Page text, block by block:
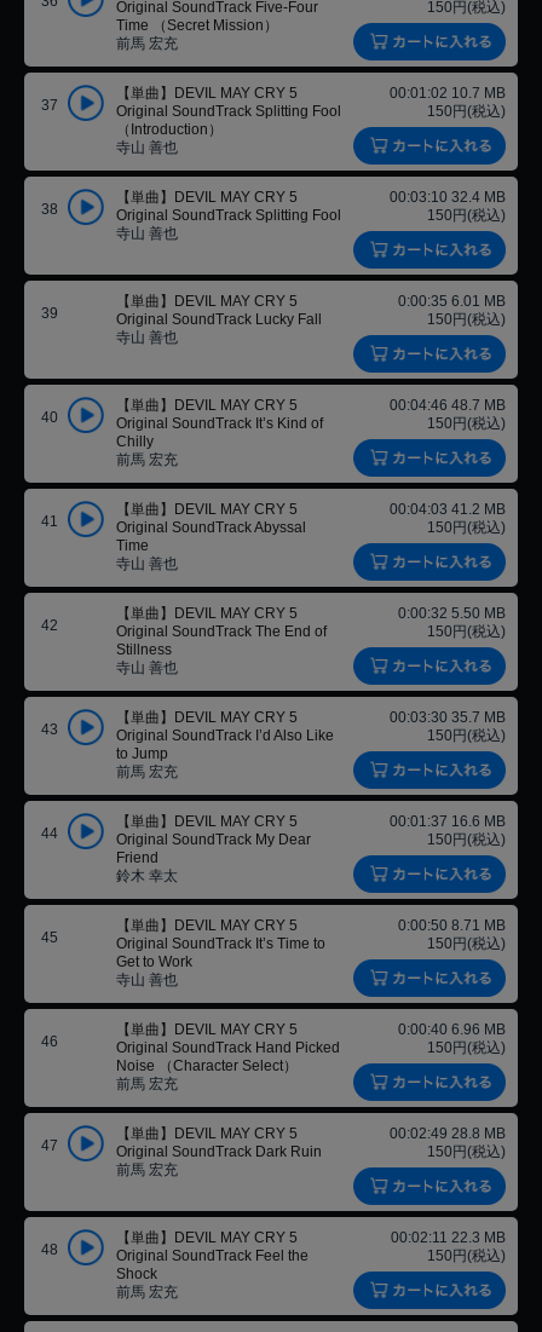
Original SoundTrack Five-Four
Time （Secret Mission）
前馬 宏充
150円(税込)
37
【単曲】DEVIL MAY CRY 5
Original SoundTrack Splitting Fool
（Introduction）
寺山 善也
00:01:02 10.7 MB
150円(税込)
38
【単曲】DEVIL MAY CRY 5
Original SoundTrack Splitting Fool
寺山 善也
00:03:10 32.4 MB
150円(税込)
39
【単曲】DEVIL MAY CRY 5
Original SoundTrack Lucky Fall
寺山 善也
0:00:35 6.01 MB
150円(税込)
40
【単曲】DEVIL MAY CRY 5
Original SoundTrack It’s Kind of
Chilly
前馬 宏充
00:04:46 48.7 MB
150円(税込)
41
【単曲】DEVIL MAY CRY 5
Original SoundTrack Abyssal
Time
寺山 善也
00:04:03 41.2 MB
150円(税込)
42
【単曲】DEVIL MAY CRY 5
Original SoundTrack The End of
Stillness
寺山 善也
0:00:32 5.50 MB
150円(税込)
43
【単曲】DEVIL MAY CRY 5
Original SoundTrack I’d Also Like
to Jump
前馬 宏充
00:03:30 35.7 MB
150円(税込)
44
【単曲】DEVIL MAY CRY 5
Original SoundTrack My Dear
Friend
鈴木 幸太
00:01:37 16.6 MB
150円(税込)
45
【単曲】DEVIL MAY CRY 5
Original SoundTrack It’s Time to
Get to Work
寺山 善也
0:00:50 8.71 MB
150円(税込)
46
【単曲】DEVIL MAY CRY 5
Original SoundTrack Hand Picked
Noise （Character Select）
前馬 宏充
0:00:40 6.96 MB
150円(税込)
47
【単曲】DEVIL MAY CRY 5
Original SoundTrack Dark Ruin
前馬 宏充
00:02:49 28.8 MB
150円(税込)
48
【単曲】DEVIL MAY CRY 5
Original SoundTrack Feel the
Shock
前馬 宏充
00:02:11 22.3 MB
150円(税込)